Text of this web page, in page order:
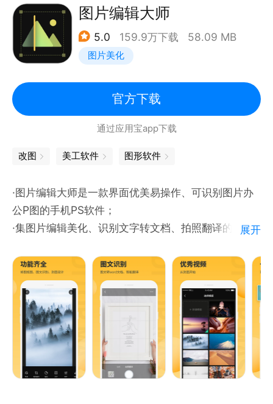
ps提供丰富的图片编辑能力，支持修图、P图、照片编
辑、图片处理等多种操作，拥有海量滤镜、漫画风、抽
象化等创意效果，并提供智能抠图、背景分离、图层处
理等功能，让图片创作更加自由。
【滤镜调色】
提供复古、黑白、电影胶片、HDR、暖色调、冷色调
等多种滤镜风格，同时支持LR滤镜、LR风格调色等效
果，让照片快速拥有高级质感，满足不同场景下的修图
【图片调色】
内置专业调色工具，可自由调整亮度、曝光、对比度、
饱和度、色温、色调、高光、阴影、锐化、色相等参
数，支持LR调色、LR修图以及照片调色，轻松打造胶
片、复古、电影、清新等多种照片风格。
【智能调节】
支持图片色彩一键优化，改善偏暗、偏灰、色彩不足等
问题，同时支持图片模糊度调整，让照片层次更加自
然，也可快速打造LR风格效果。
图片编辑大师
5.0 159.9万下载 58.09 MB
图片美化
官方下载
通过应用宝app下载
改图 美工软件 图形软件
·图片编辑大师是一款界面优美易操作、可识别图片办
公P图的手机PS软件；
·集图片编辑美化、识别文字转文档、拍照翻译的多功
·专注于为用户提供各类图片照片编辑美化加工的解决
方案，不仅提供图片特效、图片剪裁、图片旋转、图片
镜像、风格滤镜、添加文字贴纸、图片涂鸦等图片制作
合成的应用解决方案。
-------功能特点-------
展开